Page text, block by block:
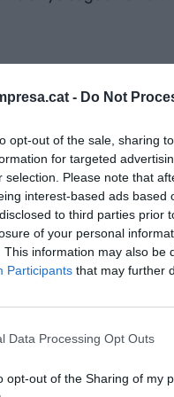
- Do Not
opt-out of the sale, sharing
for targeted
selection. Please note that
interest-based ads
to third parties prior
of your personal
This information may also be
Participants that may further
Data Processing Opt Outs
opt-out of the Sharing of my
i les empreses
se per seguir
ancorades en una
beneficis. Sense
treball sobre la
sis pes i els seus
convertint-ho
per
moren i